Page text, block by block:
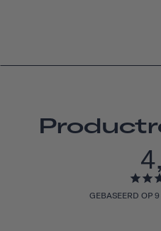
GEBASEERD OP